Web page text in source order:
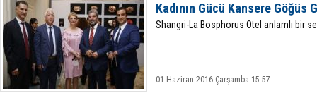
Kadının Gücü Kansere Göğüs
Shangri-La Bosphorus Otel anlamlı bir
01 Haziran 2016 Çarşamba 15:57